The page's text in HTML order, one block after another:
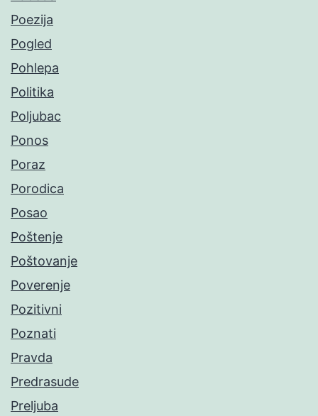
Poezija
Pogled
Pohlepa
Politika
Poljubac
Ponos
Poraz
Porodica
Posao
Poštenje
Poštovanje
Poverenje
Pozitivni
Poznati
Pravda
Predrasude
Preljuba